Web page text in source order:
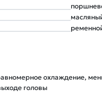
охлаждение,
головы